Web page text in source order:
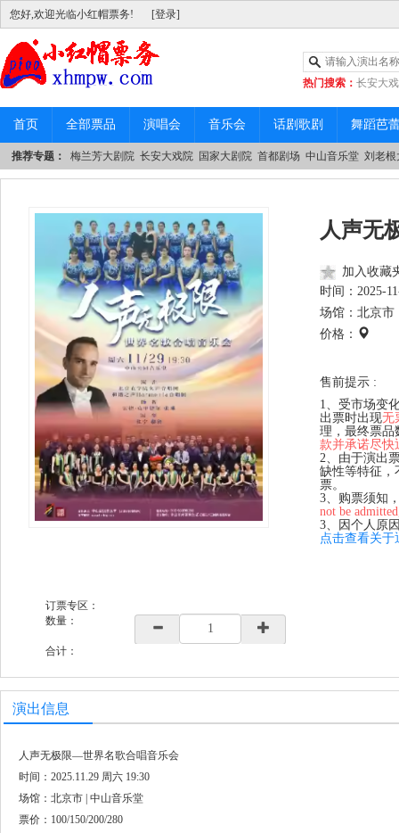
您好,欢迎光临小红帽票务! [登录]
热门搜索： 长安大
|中山音乐堂
首页 全部票品 演唱会 音乐会 话剧歌剧 舞蹈芭
推荐专题： 梅兰芳大剧院 长安大戏院 国家大剧院 首都剧场 中山音乐堂 刘老根
人声无
加入收藏
时间： 2025-
场馆：北京市
价格：
售前提示 :
1、受市场变
出票时出现无
理，最终票品
款并承诺尽快
2、由于演出
缺性等特征，
票。
3、购票须知
not be
3、因个人原
点击查看关于
订票专区：
数量：
合计：
演出信息
人声无极限—世界名歌合唱音乐会
时间：2025.11.29 周六 19:30
场馆：北京市 | 中山音乐堂
票价：100/150/200/280